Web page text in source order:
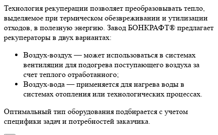
Технология рекуперации позволяет преобразовывать тепло,
выделяемое при термическом обезвреживании и утилизации
отходов, в полезную энергию. Завод БОНКРАФТ® предлагает
рекуператоры в двух вариантах:
Воздух-воздух — может использоваться в системах
вентиляции для подогрева поступающего воздуха за
счет теплого отработанного;
Воздух-вода — применяется для нагрева воды в
системах отопления или технологических процессах.
Оптимальный тип оборудования подбирается с учетом
специфики задач и потребностей заказчика.